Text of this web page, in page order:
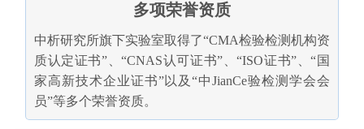
多项荣誉资质
中析研究所旗下实验室取得了“CMA检验检测机构资
质认定证书”、“CNAS认可证书”、“ISO证书”、“国
家高新技术企业证书”以及“中JianCe验检测学会会
员”等多个荣誉资质。